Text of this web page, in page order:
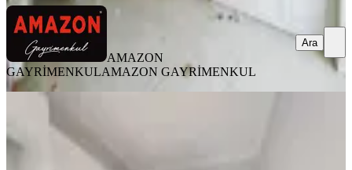
AMAZON
GAYRİMENKULAMAZON GAYRİMENKUL
Ara
Onikişubat, Hürriyet Mahallesi